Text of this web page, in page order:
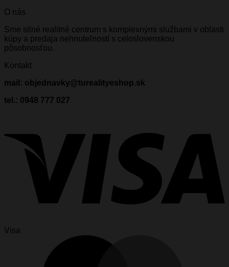
O nás
Sme silné realitné centrum s komplexnými službami v oblasti
kúpy a predaja nehnuteľností s celoslovenskou
pôsobnosťou.
Kontakt
mail: objednavky@turealityeshop.sk
tel.: 0948 777 027
Visa